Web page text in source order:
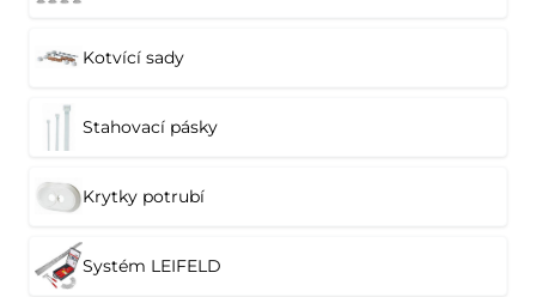
Kotvící sady
Stahovací pásky
Krytky potrubí
Systém LEIFELD